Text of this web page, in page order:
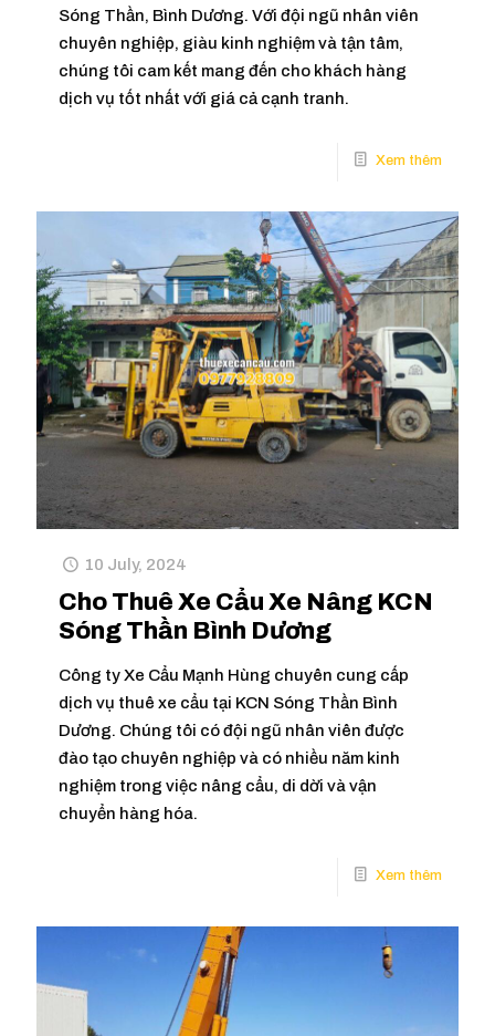
Sóng Thần, Bình Dương. Với đội ngũ nhân viên
chuyên nghiệp, giàu kinh nghiệm và tận tâm,
chúng tôi cam kết mang đến cho khách hàng
dịch vụ tốt nhất với giá cả cạnh tranh.
10 July, 2024
Cho Thuê Xe Cẩu Xe Nâng KCN
Sóng Thần Bình Dương
Công ty Xe Cẩu Mạnh Hùng chuyên cung cấp
dịch vụ thuê xe cẩu tại KCN Sóng Thần Bình
Dương. Chúng tôi có đội ngũ nhân viên được
đào tạo chuyên nghiệp và có nhiều năm kinh
nghiệm trong việc nâng cẩu, di dời và vận
chuyển hàng hóa.